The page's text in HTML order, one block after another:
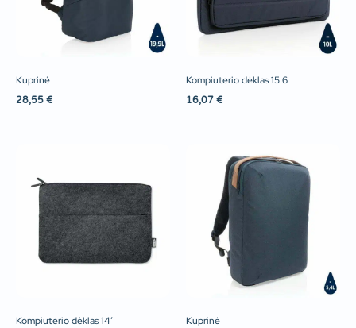
Kuprinė
28,55 €
Kompiuterio dėklas 15.6
16,07 €
Kompiuterio dėklas 14′ Kuprinė